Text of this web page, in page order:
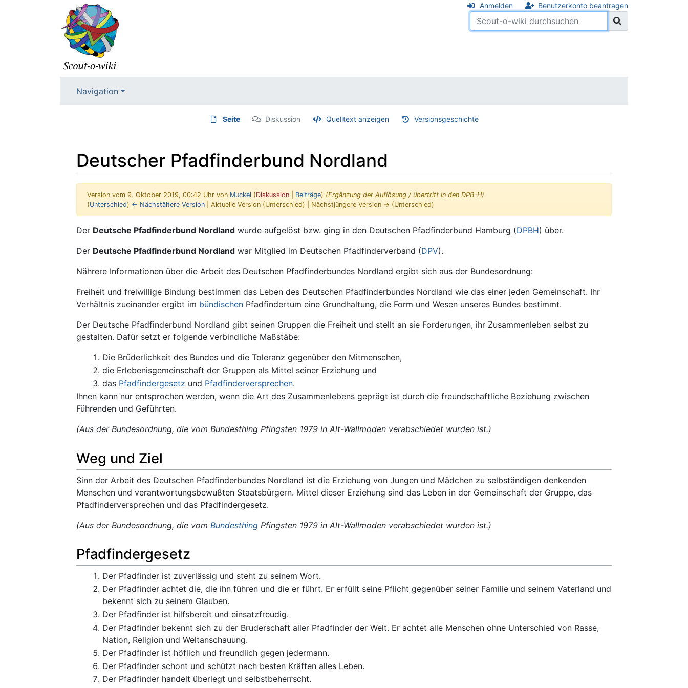
Anmelden Benutzerkonto beantragen
Navigation
Seite Diskussion Quelltext anzeigen Versionsgeschichte
Deutscher Pfadfinderbund Nordland
Version vom 9. Oktober 2019, 00:42 Uhr von Muckel (Diskussion Beiträge) (Ergänzung der Auflösung / übertritt in den DPB-H)
(Unterschied) ← Nächstältere Version | Aktuelle Version (Unterschied) | Nächstjüngere Version → (Unterschied)
Wechseln zu:Navigation,Suche
Der Deutsche Pfadfinderbund Nordland wurde aufgelöst bzw. ging in den Deutschen Pfadfinderbund Hamburg (DPBH) über.
Der Deutsche Pfadfinderbund Nordland war Mitglied im Deutschen Pfadfinderverband (DPV).
Nährere Informationen über die Arbeit des Deutschen Pfadfinderbundes Nordland ergibt sich aus der Bundesordnung:
Freiheit und freiwillige Bindung bestimmen das Leben des Deutschen Pfadfinderbundes Nordland wie das einer jeden Gemeinschaft. Ihr
Verhältnis zueinander ergibt im bündischen Pfadfindertum eine Grundhaltung, die Form und Wesen unseres Bundes bestimmt.
Der Deutsche Pfadfinderbund Nordland gibt seinen Gruppen die Freiheit und stellt an sie Forderungen, ihr Zusammenleben selbst zu
gestalten. Dafür setzt er folgende verbindliche Maßstäbe:
Die Brüderlichkeit des Bundes und die Toleranz gegenüber den Mitmenschen,
die Erlebenisgemeinschaft der Gruppen als Mittel seiner Erziehung und
das Pfadfindergesetz und Pfadfinderversprechen.
Ihnen kann nur entsprochen werden, wenn die Art des Zusammenlebens geprägt ist durch die freundschaftliche Beziehung zwischen
Führenden und Geführten.
(Aus der Bundesordnung, die vom Bundesthing Pfingsten 1979 in Alt-Wallmoden verabschiedet wurden ist.)
Weg und Ziel
Sinn der Arbeit des Deutschen Pfadfinderbundes Nordland ist die Erziehung von Jungen und Mädchen zu selbständigen denkenden
Menschen und verantwortungsbewußten Staatsbürgern. Mittel dieser Erziehung sind das Leben in der Gemeinschaft der Gruppe, das
Pfadfinderversprechen und das Pfadfindergesetz.
(Aus der Bundesordnung, die vom Bundesthing Pfingsten 1979 in Alt-Wallmoden verabschiedet wurden ist.)
Pfadfindergesetz
Der Pfadfinder ist zuverlässig und steht zu seinem Wort.
Der Pfadfinder achtet die, die ihn führen und die er führt. Er erfüllt seine Pflicht gegenüber seiner Familie und seinem Vaterland und
bekennt sich zu seinem Glauben.
Der Pfadfinder ist hilfsbereit und einsatzfreudig.
Der Pfadfinder bekennt sich zu der Bruderschaft aller Pfadfinder der Welt. Er achtet alle Menschen ohne Unterschied von Rasse,
Nation, Religion und Weltanschauung.
Der Pfadfinder ist höflich und freundlich gegen jedermann.
Der Pfadfinder schont und schützt nach besten Kräften alles Leben.
Der Pfadfinder handelt überlegt und selbstbeherrscht.